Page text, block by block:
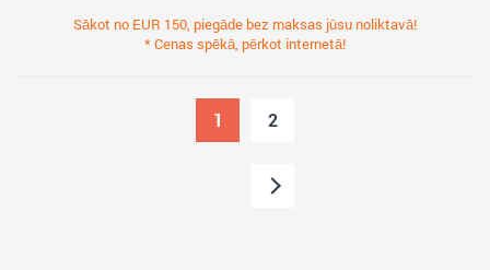
Sākot no EUR 150, piegāde bez maksas jūsu noliktavā!
* Cenas spēkā, pērkot internetā!
1 2